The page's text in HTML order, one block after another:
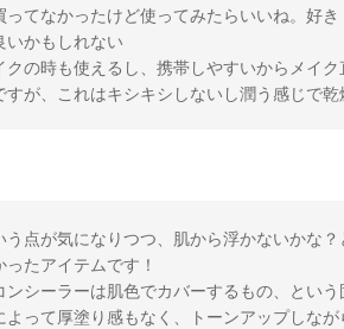
ってなかったけど使ってみたらいいね。好き
いかもしれない
クの時も使えるし、携帯しやすいからメイ
すが、これはキシキシしないし潤う感じで
う点が気になりつつ、肌から浮かないかな
たアイテムです！
ンシーラーは肌色でカバーするもの、とい
よって厚塗り感もなく、トーンアップしな